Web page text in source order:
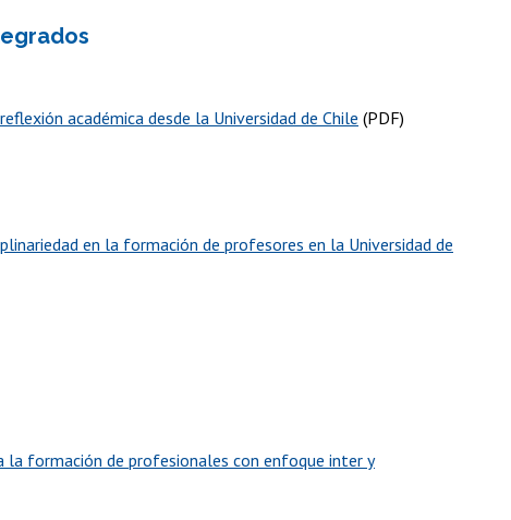
académica desde la Universidad de Chile (PDF)
en la formación de profesores en la Universidad de
la formación de profesionales con enfoque inter y